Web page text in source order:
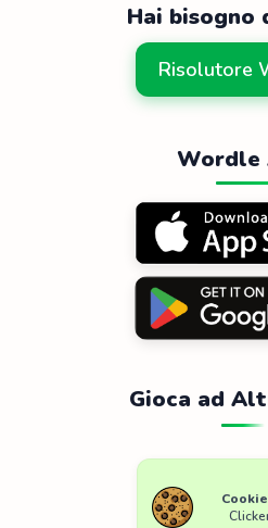
Hai bisogno
Risolutore
Wordle
Gioca ad